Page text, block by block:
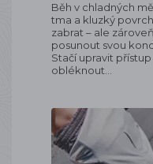
Běh v chladných
tma a kluzký
zabrat – ale
posunout svou
Stačí upravit
obléknout…